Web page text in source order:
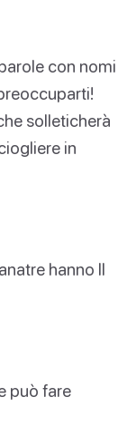
con nomi
solleticherà
in
hanno Il
può fare